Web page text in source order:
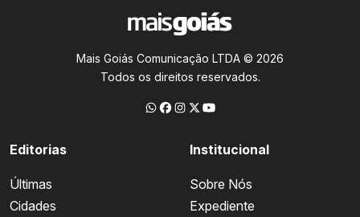
Mais Goiás Comunicação LTDA © 2026
Todos os direitos reservados.
Editorias
Últimas
Cidades
Institucional
Sobre Nós
Expediente